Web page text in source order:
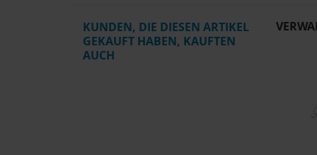
KUNDEN, DIE DIESEN ARTIKEL
GEKAUFT HABEN, KAUFTEN
AUCH